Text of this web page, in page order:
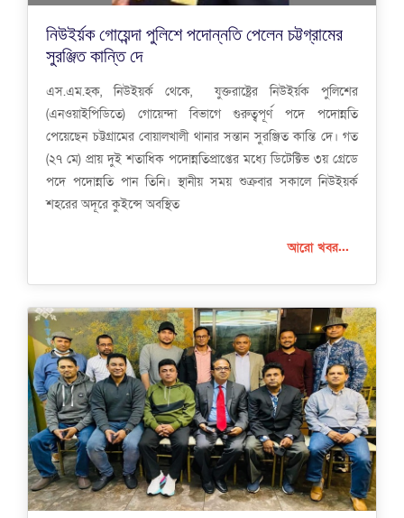
নিউইর্য়ক গোয়েন্দা পুলিশে পদোন্নতি পেলেন চট্টগ্রামের
সুরঞ্জিত কান্তি দে
এস.এম.হক, নিউইয়র্ক থেকে, যুক্তরাষ্ট্রের নিউইর্য়ক পুলিশের
(এনওয়াইপিডিতে) গোয়েন্দা বিভাগে গুরুত্বপূর্ণ পদে পদোন্নতি
পেয়েছেন চট্টগ্রামের বোয়ালখালী থানার সন্তান সুরঞ্জিত কান্তি দে। গত
(২৭ মে) প্রায় দুই শতাধিক পদোন্নতিপ্রাপ্তের মধ্যে ডিটেক্টিভ ৩য় গ্রেডে
পদে পদোন্নতি পান তিনি। স্থানীয় সময় শুক্রবার সকালে নিউইয়র্ক
শহরের অদূরে কুইন্সে অবস্থিত
আরো খবর...